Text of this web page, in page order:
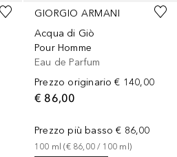
GIORGIO ARMANI
Acqua di Giò
Pour Homme
Eau de Parfum
Prezzo originario € 140,00
€ 86,00
Prezzo più basso € 86,00
100 ml (€ 86,00 / 100 ml)